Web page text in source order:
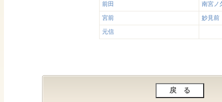
前田
南宮ノ
宮前
妙見前
元信